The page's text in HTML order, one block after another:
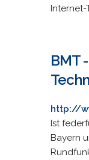
Internet-
BMT
http://
Ist
Bayern